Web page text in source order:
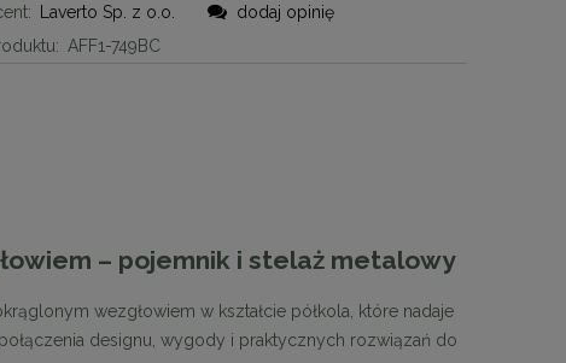
Laverto Sp. z o.o.
AFF1-749BC
dodaj opinię
– pojemnik i stelaż metalowy
wezgłowiem w kształcie półkola, które nadaje
designu, wygody i praktycznych rozwiązań do